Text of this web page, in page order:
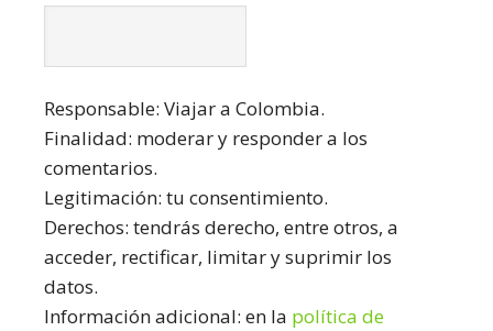
Responsable: Viajar a Colombia.
Finalidad: moderar y responder a los
comentarios.
Legitimación: tu consentimiento.
Derechos: tendrás derecho, entre otros, a
acceder, rectificar, limitar y suprimir los
datos.
Información adicional: en la política de